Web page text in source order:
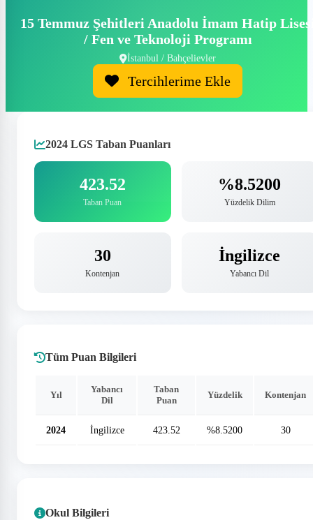
15 Temmuz Şehitleri Anadolu İmam Hatip
/ Fen ve Teknoloji Programı
İstanbul / Bahçelievler
Tercihlerime Ekle
2024 LGS Taban Puanları
423.52
Taban Puan
%8.5200
Yüzdelik Dilim
30
Kontenjan
İngilizce
Yabancı Dil
Tüm Puan Bilgileri
Yıl
Yabancı
Dil
Taban
Puan
Yüzdelik Kontenjan
2024 İngilizce 423.52 %8.5200 30
Okul Bilgileri